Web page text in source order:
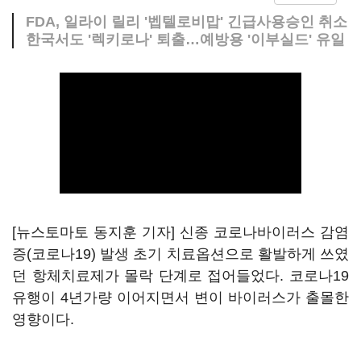
FDA, 일라이 릴리 '벱텔로비맙' 긴급사용승인 취소
한국서도 '렉키로나' 퇴출…예방용 '이부실드' 유일
[뉴스토마토 동지훈 기자] 신종 코로나바이러스 감염
증(코로나19) 발생 초기 치료옵션으로 활발하게 쓰였
던 항체치료제가 몰락 단계로 접어들었다. 코로나19
유행이 4년가량 이어지면서 변이 바이러스가 출몰한
영향이다.